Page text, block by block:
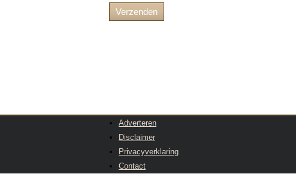
Adverteren
Disclaimer
Privacyverklaring
Contact